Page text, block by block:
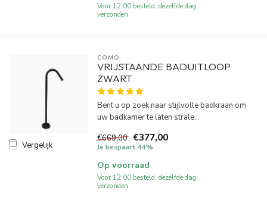
Voor 12:00 besteld, dezelfde dag
verzonden.
Vergelijk
COMO
VRIJSTAANDE BADUITLOOP
ZWART
Bent u op zoek naar stijlvolle badkraan om
uw badkamer te laten strale...
€669,00 €377,00
Je bespaart 44%
Op voorraad
Voor 12:00 besteld, dezelfde dag
verzonden.